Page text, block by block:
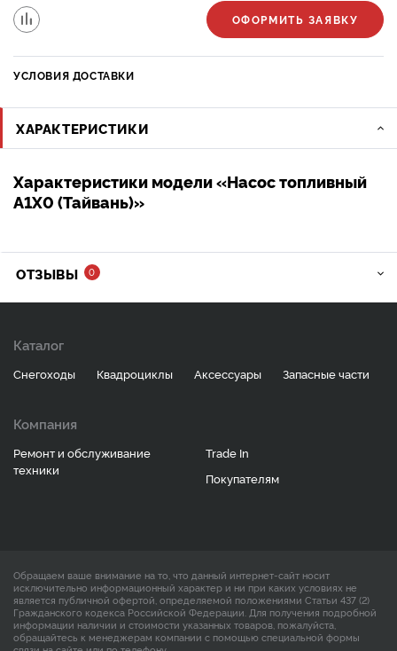
ОФОРМИТЬ ЗАЯВКУ
УСЛОВИЯ ДОСТАВКИ
ХАРАКТЕРИСТИКИ
Характеристики модели «Насос топливный
A1X0 (Тайвань)»
ОТЗЫВЫ 0
Каталог
Снегоходы Квадроциклы Аксессуары Запасные части
Компания
Ремонт и обслуживание
техники
Trade In
Покупателям
Обращаем ваше внимание на то, что данный интернет-сайт носит
исключительно информационный характер и ни при каких условиях не
является публичной офертой, определяемой положениями Статьи 437 (2)
Гражданского кодекса Российской Федерации. Для получения подробной
информации наличии и стоимости указанных товаров, пожалуйста,
обращайтесь к менеджерам компании с помощью специальной формы